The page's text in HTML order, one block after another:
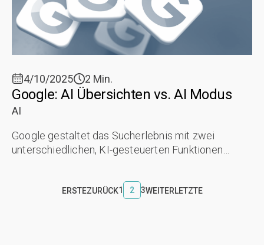
4/10/2025 2 Min.
Google: AI Übersichten vs. AI Modus
AI
Google gestaltet das Sucherlebnis mit zwei
unterschiedlichen, KI-gesteuerten Funktionen
ERSTEZURÜCK1 2 3WEITERLETZTE